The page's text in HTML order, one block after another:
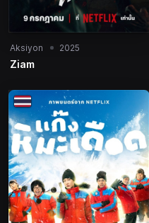
Aksiyon 2025
Ziam